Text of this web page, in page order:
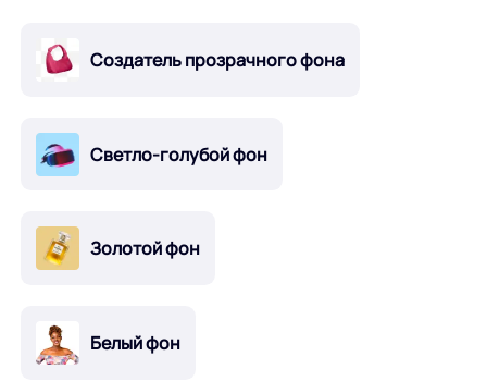
Создатель прозрачного фона
Светло-голубой фон
Золотой фон
Белый фон